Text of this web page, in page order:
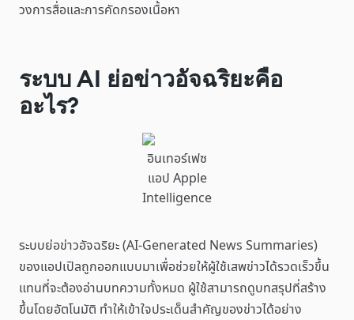
วงการสื่อและการคัดกรองเนื้อหา
ระบบ AI ย่อข่าวอัจฉริยะคือ
อะไร?
อินเทอร์เฟซ
แอป Apple
Intelligence
ระบบย่อข่าวอัจฉริยะ (AI-Generated News Summaries)
ของแอปเปิลถูกออกแบบมาเพื่อช่วยให้ผู้ใช้เสพข่าวได้รวดเร็วขึ้น
แทนที่จะต้องอ่านบทความทั้งหมด ผู้ใช้สามารถดูบทสรุปที่สร้าง
ขึ้นโดยอัตโนมัติ ทำให้เข้าใจประเด็นสำคัญของข่าวได้อย่าง